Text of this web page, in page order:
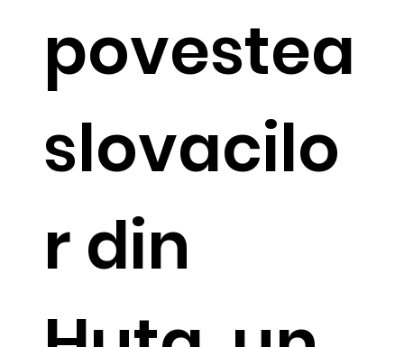
povestea
slovacilo
r din